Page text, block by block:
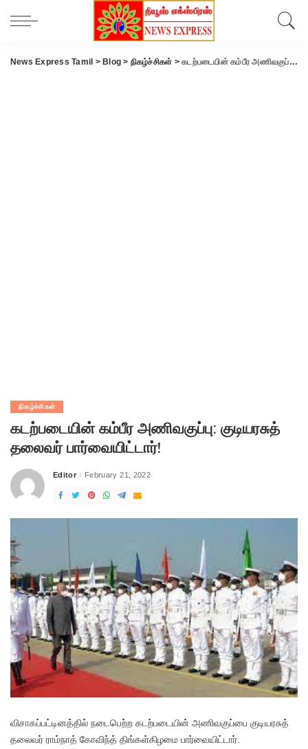
News Express Tamil > Blog > நிகழ்ச்சிகள் >கடற்படையின் கம்பீர அணிவகுப்பு: குடியரசுத் தலைவர் பார்வையிட்டார்!
நிகழ்ச்சிகள்
கடற்படையின் கம்பீர அணிவகுப்பு: குடியரசுத்
தலைவர் பார்வையிட்டார்!
Posted
Editor February 21, 2022
விசாகப்பட்டினத்தில் நடைபெற்ற கடற்படையின் அணிவகுப்பை குடியரசுத்
தலைவர் ராம்நாத் கோவிந்த் திங்கள்கிழமை பார்வையிட்டார்.